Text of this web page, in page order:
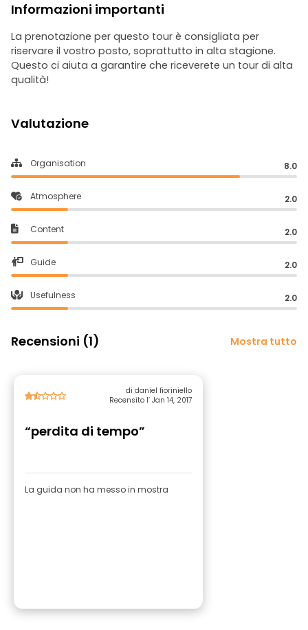
Informazioni importanti
La prenotazione per questo tour è consigliata per
riservare il vostro posto, soprattutto in alta stagione.
Questo ci aiuta a garantire che riceverete un tour di alta
qualità!
Valutazione
Organisation 8.0
Atmosphere 2.0
Content 2.0
Guide 2.0
Usefulness 2.0
Recensioni (1) Mostra tutto
di daniel fioriniello
Recensito l’ Jan 14, 2017
“perdita di tempo”
La guida non ha messo in mostra